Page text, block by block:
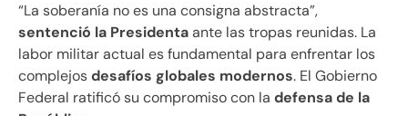
“La soberanía no es una consigna abstracta”,
sentenció la Presidentaante las tropas reunidas. La
labor militar actual es fundamental para enfrentar los
complejosdesafíos globales modernos. El Gobierno
Federal ratificó su compromiso con la defensa de la